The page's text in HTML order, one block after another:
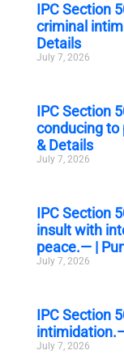
IPC Section
criminal
Details
July 7, 2026
IPC Section
conducing
& Details
July 7, 2026
IPC Section
insult with
peace.— |
July 7, 2026
IPC Section
July 7, 2026